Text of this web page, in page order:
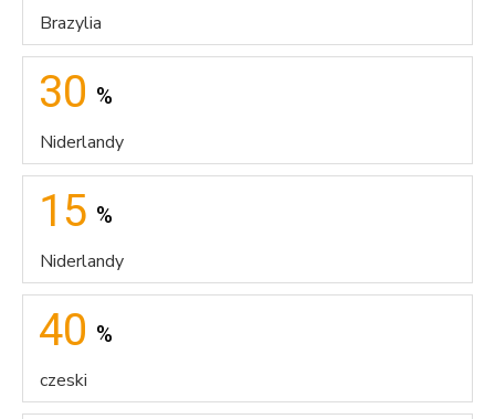
Brazylia
30 %
Niderlandy
15 %
Niderlandy
40 %
czeski